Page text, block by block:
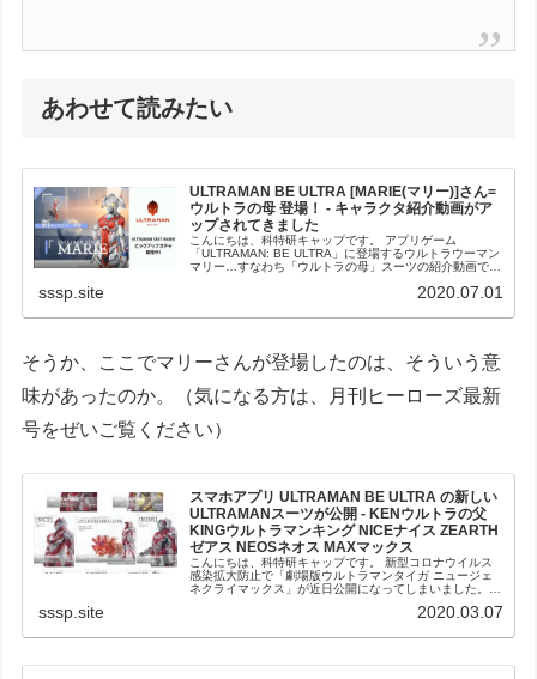
あわせて読みたい
ULTRAMAN BE ULTRA [MARIE(マリー)]さん=
ウルトラの母 登場！ - キャラクタ紹介動画がア
ップされてきました
こんにちは、科特研キャップです。 アプリゲーム
「ULTRAMAN: BE ULTRA」に登場するウルトラウーマン
マリー…すなわち「ウルトラの母」スーツの紹介動画です
sssp.site 2020.07.01
そうか、ここでマリーさんが登場したのは、そういう意
味があったのか。（気になる方は、月刊ヒーローズ最新
号をぜいご覧ください）
スマホアプリ ULTRAMAN BE ULTRA の新しい
ULTRAMANスーツが公開 - KENウルトラの父
KINGウルトラマンキング NICEナイス ZEARTH
ゼアス NEOSネオス MAXマックス
こんにちは、科特研キャップです。 新型コロナウイルス
感染拡大防止で「劇場版ウルトラマンタイガ ニュージェ
ネクライマックス」が近日公開になってしまいました。ま
sssp.site 2020.03.07